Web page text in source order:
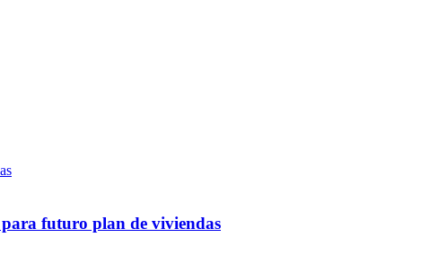
futuro plan de viviendas